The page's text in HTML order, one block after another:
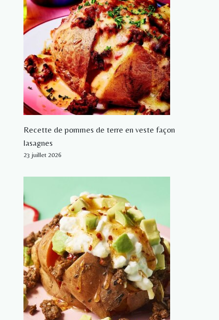
Recette de pommes de terre en veste façon
lasagnes
23 juillet 2026